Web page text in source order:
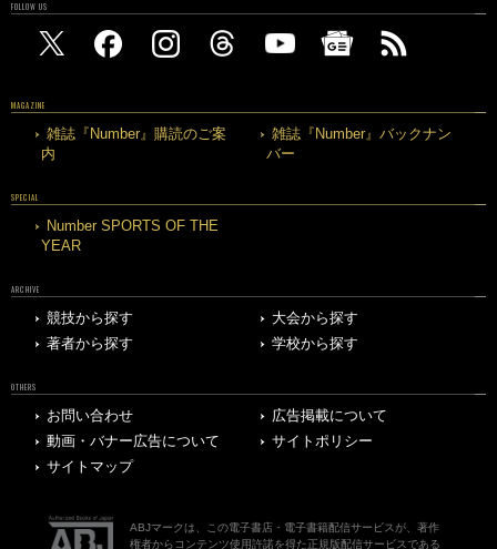
FOLLOW US
MAGAZINE
雑誌『Number』購読のご案
内
雑誌『Number』バックナン
バー
SPECIAL
Number SPORTS OF THE
YEAR
ARCHIVE
競技から探す
大会から探す
著者から探す
学校から探す
OTHERS
お問い合わせ
広告掲載について
動画・バナー広告について
サイトポリシー
サイトマップ
ABJマークは、この電子書店・電子書籍配信サービスが、著作
権者からコンテンツ使用許諾を得た正規版配信サービスである